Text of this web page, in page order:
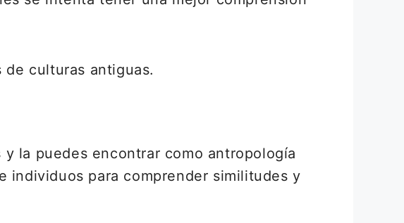
culturas antiguas.
la puedes encontrar como antropología
individuos para comprender similitudes y